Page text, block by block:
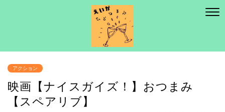
アクション
映画【ナイスガイズ！】おつまみ
【スペアリブ】